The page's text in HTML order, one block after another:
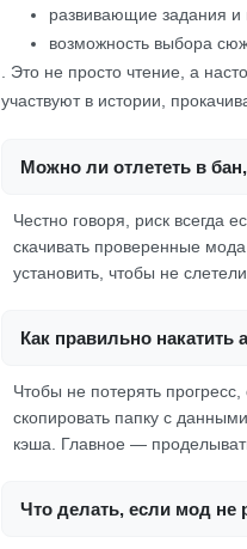
развивающие задания и
возможность выбора
. Это не просто чтение, а
участвуют в истории,
Можно ли отлететь в
Честно говоря, риск всегда
скачивать проверенные
установить, чтобы не
Как правильно накатить
Чтобы не потерять
скопировать папку с
кэша. Главное —
Что делать, если мод